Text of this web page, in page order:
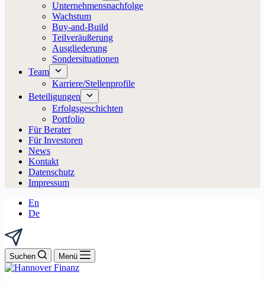
Unternehmensnachfolge
Wachstum
Buy-and-Build
Teilveräußerung
Ausgliederung
Sondersituationen
Team
Karriere/Stellenprofile
Beteiligungen
Erfolgsgeschichten
Portfolio
Für Berater
Für Investoren
News
Kontakt
Datenschutz
Impressum
En
De
Suchen Menü